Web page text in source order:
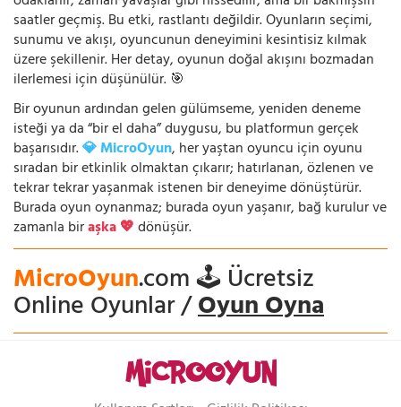
saatler geçmiş. Bu etki, rastlantı değildir. Oyunların seçimi,
sunumu ve akışı, oyuncunun deneyimini kesintisiz kılmak
üzere şekillenir. Her detay, oyunun doğal akışını bozmadan
ilerlemesi için düşünülür. 🎯
Bir oyunun ardından gelen gülümseme, yeniden deneme
isteği ya da “bir el daha” duygusu, bu platformun gerçek
başarısıdır.💎 MicroOyun, her yaştan oyuncu için oyunu
sıradan bir etkinlik olmaktan çıkarır; hatırlanan, özlenen ve
tekrar tekrar yaşanmak istenen bir deneyime dönüştürür.
Burada oyun oynanmaz; burada oyun yaşanır, bağ kurulur ve
zamanla biraşka 💖dönüşür.
MicroOyun.com 🕹️ Ücretsiz
Online Oyunlar /Oyun Oyna